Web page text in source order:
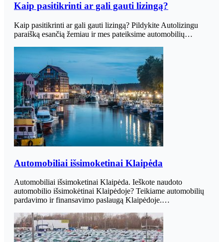
Kaip pasitikrinti ar gali gauti lizingą?
Kaip pasitikrinti ar gali gauti lizingą? Pildykite Autolizingu
paraišką esančią žemiau ir mes pateiksime automobilių…
Automobiliai išsimoketinai Klaipėda
Automobiliai išsimoketinai Klaipėda. Ieškote naudoto
automobilio išsimokėtinai Klaipėdoje? Teikiame automobilių
pardavimo ir finansavimo paslaugą Klaipėdoje.…